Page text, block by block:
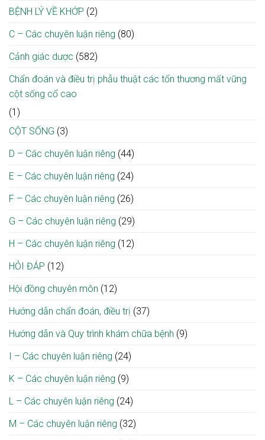
BỆNH LÝ VỀ KHỚP (2)
C – Các chuyên luận riêng (80)
Cảnh giác dược (582)
Chẩn đoán và điều trị phẫu thuật các tổn thương mất vững
cột sống cổ cao
(1)
CỘT SỐNG (3)
D – Các chuyên luận riêng (44)
E – Các chuyên luận riêng (24)
F – Các chuyên luận riêng (26)
G – Các chuyên luận riêng (29)
H – Các chuyên luận riêng (12)
HỎI ĐÁP (12)
Hội đồng chuyên môn (12)
Hướng dẫn chẩn đoán, điều trị (37)
Hướng dẫn và Quy trình khám chữa bệnh (9)
I – Các chuyên luận riêng (24)
K – Các chuyên luận riêng (9)
L – Các chuyên luận riêng (24)
M – Các chuyên luận riêng (32)